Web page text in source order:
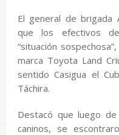
El general de brigada
que los efectivos
“situación
marca Toyota Land
sentido Casigua el
Táchira.
Destacó que luego
caninos, se